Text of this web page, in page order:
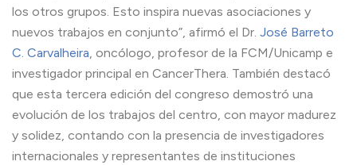
los otros grupos. Esto inspira nuevas asociaciones y
nuevos trabajos en conjunto”, afirmó el Dr. José Barreto
C. Carvalheira, oncólogo, profesor de la FCM/Unicamp e
investigador principal en CancerThera. También destacó
que esta tercera edición del congreso demostró una
evolución de los trabajos del centro, con mayor madurez
y solidez, contando con la presencia de investigadores
internacionales y representantes de instituciones